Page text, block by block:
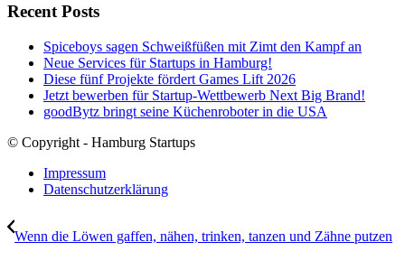
Recent Posts
Spiceboys sagen Schweißfüßen mit Zimt den Kampf an
Neue Services für Startups in Hamburg!
Diese fünf Projekte fördert Games Lift 2026
Jetzt bewerben für Startup-Wettbewerb Next Big Brand!
goodBytz bringt seine Küchenroboter in die USA
© Copyright - Hamburg Startups
Impressum
Datenschutzerklärung
Wenn die Löwen gaffen, nähen, trinken, tanzen und Zähne putzen